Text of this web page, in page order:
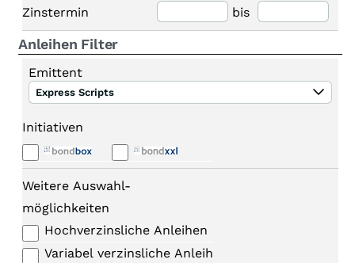
Zinstermin bis
Anleihen Filter
Emittent
Express Scripts
Initiativen
Weitere Auswahl-
möglichkeiten
Hochverzinsliche Anleihen
Variabel verzinsliche Anleihen